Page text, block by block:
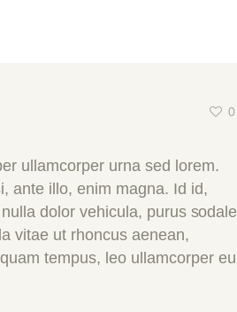
0
ullamcorper urna sed lorem.
ante illo, enim magna. Id id,
dolor vehicula, purus
vitae ut rhoncus aenean,
tempus, leo ullamcorper eu